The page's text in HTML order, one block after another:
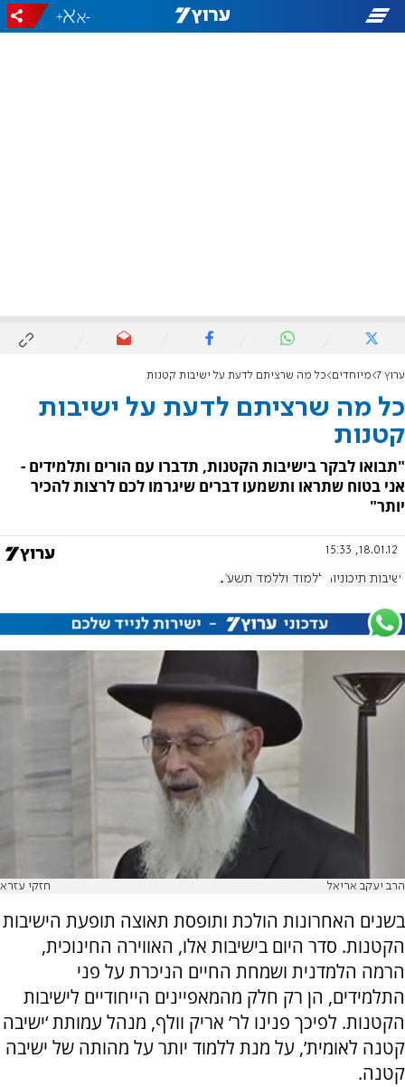
-
+
ערוץ 7 מיוחדים כל מה שרציתם לדעת על ישיבות קטנות
כל מה שרציתם לדעת על ישיבות
קטנות
"תבואו לבקר בישיבות הקטנות, תדברו עם הורים ותלמידים -
אני בטוח שתראו ותשמעו דברים שיגרמו לכם לרצות להכיר
יותר"
18.01.12, 15:33
ישיבות תיכוניות ללמוד וללמד תשע"ב
הרב יעקב אריאל חזקי עזרא
בשנים האחרונות הולכת ותופסת תאוצה תופעת הישיבות
הקטנות. סדר היום בישיבות אלו, האווירה החינוכית,
הרמה הלמדנית ושמחת החיים הניכרת על פני
התלמידים, הן רק חלק מהמאפיינים הייחודיים לישיבות
הקטנות. לפיכך פנינו לר’ אריק וולף, מנהל עמותת ‘ישיבה
קטנה לאומית’, על מנת ללמוד יותר על מהותה של ישיבה
קטנה.